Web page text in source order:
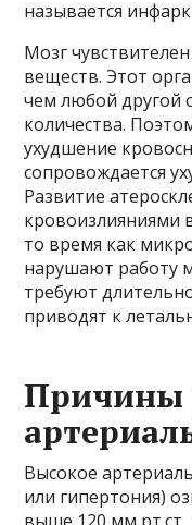
называется
Мозг
веществ. Этот
чем любой другой
количества.
ухудшение
сопровождается
Развитие
кровоизлияниями
то время как
нарушают работу
требуют
приводят к
Причины
Высокое
или гипертония)